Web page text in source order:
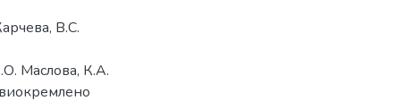
В.С.
Маслова, К.А.